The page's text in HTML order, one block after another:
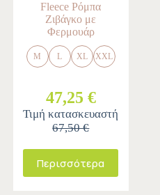
Fleece Ρόμπα
Ζιβάγκο με
Φερμουάρ
M L XL XXL
47,25 €
Τιμή κατασκευαστή
67,50 €
Περισσότερα